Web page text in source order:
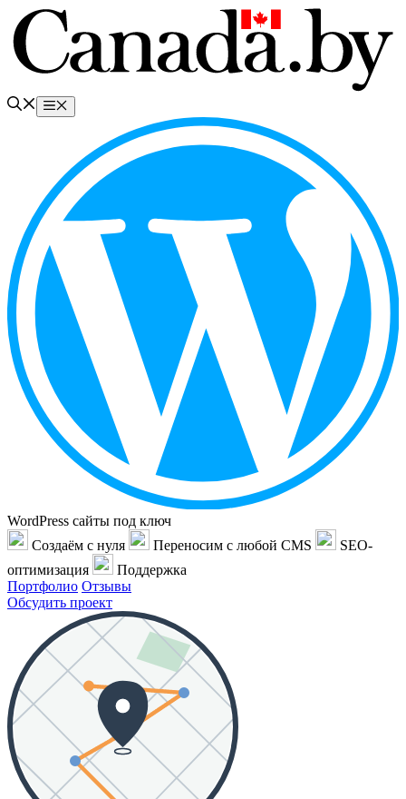
Перейти
содержимому
Меню
WordPress сайты под ключ
Создаём с нуля
Переносим с любой CMS
SEO-
оптимизация
Поддержка
Портфолио Отзывы
Обсудить проект